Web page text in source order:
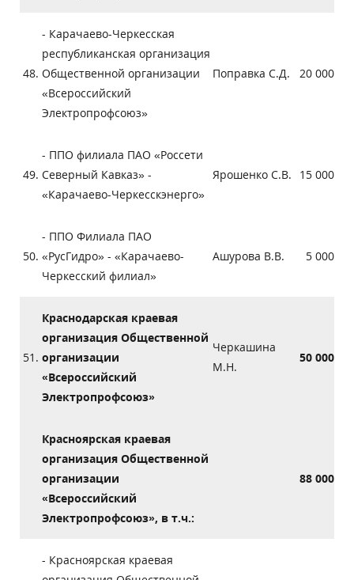
48.
- Карачаево-Черкесская
республиканская организация
Общественной организации
«Всероссийский
Электропрофсоюз»
Поправка С.Д. 20 000
49.
- ППО филиала ПАО «Россети
Северный Кавказ» -
«Карачаево-Черкесскэнерго»
Ярошенко С.В. 15 000
50.
- ППО Филиала ПАО
«РусГидро» - «Карачаево-
Черкесский филиал»
Ашурова В.В. 5 000
51.
Краснодарская краевая
организация Общественной
организации
«Всероссийский
Электропрофсоюз»
Черкашина
М.Н.
50 000
Красноярская краевая
организация Общественной
организации
«Всероссийский
Электропрофсоюз», в т.ч.:
88 000
- Красноярская краевая